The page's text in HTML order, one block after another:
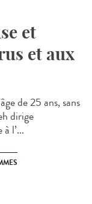
et
et aux
de 25 ans, sans
dirige
l’...